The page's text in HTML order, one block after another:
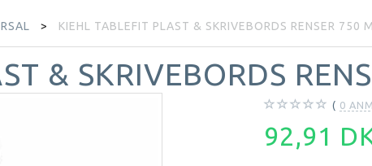
KIEHL TABLEFIT PLAST & SKRIVEBORDS RENSER 750
& SKRIVEBORDS
0
92,91